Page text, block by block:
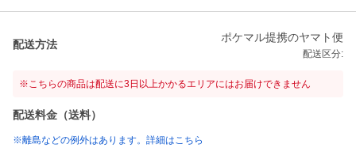
配送方法
ポケマル提携のヤマト便
配送区分:
※こちらの商品は配送に3日以上かかるエリアにはお届けできません
配送料金（送料）
※離島などの例外はあります。詳細はこちら